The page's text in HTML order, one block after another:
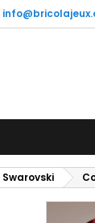
Swarovski